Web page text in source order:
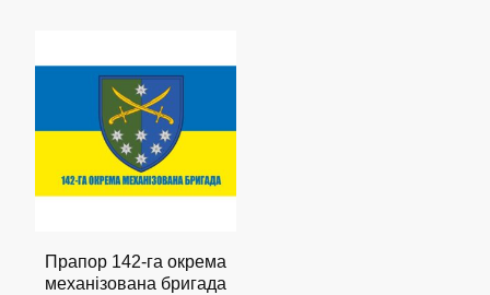
Прапор 142-га окрема
механізована бригада